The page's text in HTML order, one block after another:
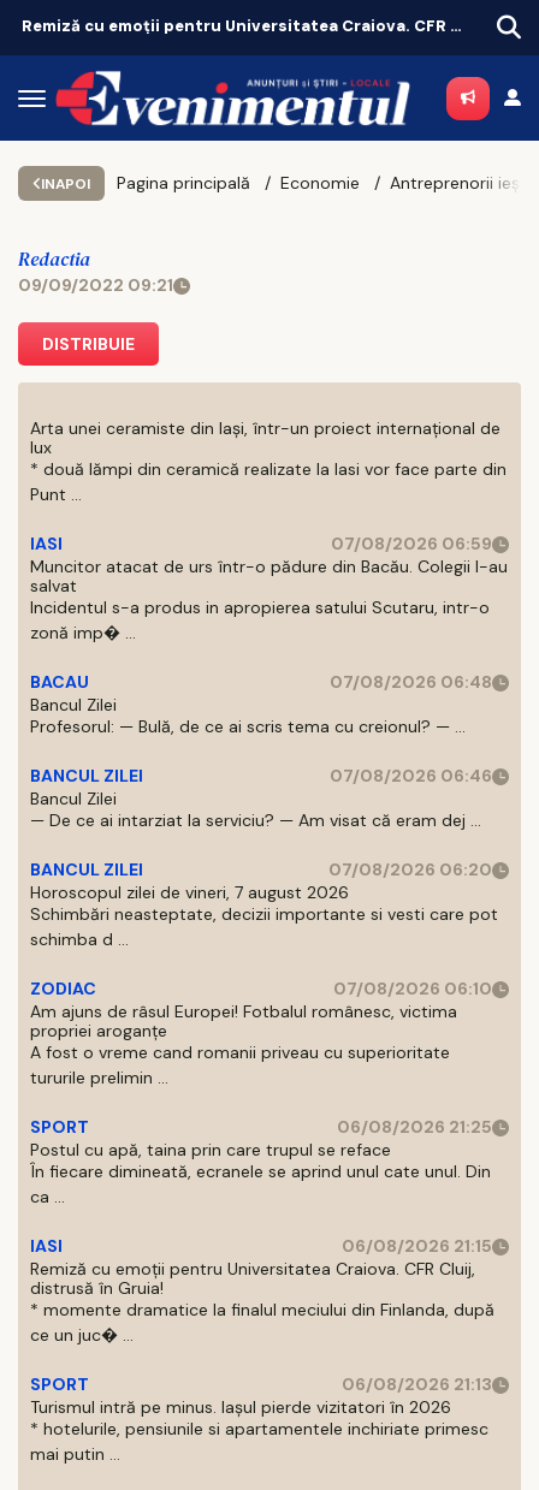
Remiză cu emoții pentru Universitatea Craiova. CFR Cluij, distrusă în Gruia!
INAPOI Pagina principală Economie
Redactia
09/09/2022 09:21
DISTRIBUIE
Arta unei ceramiste din Iași, într-un proiect internațional de
lux
* două lămpi din ceramică realizate la Iasi vor face parte din
Punt ...
IASI
07/08/2026 06:59
Muncitor atacat de urs într-o pădure din Bacău. Colegii l-au
salvat
Incidentul s-a produs in apropierea satului Scutaru, intr-o
zonă imp� ...
BACAU
07/08/2026 06:48
Bancul Zilei
Profesorul: — Bulă, de ce ai scris tema cu creionul? — ...
BANCUL ZILEI
07/08/2026 06:46
Bancul Zilei
— De ce ai intarziat la serviciu? — Am visat că eram dej ...
BANCUL ZILEI
07/08/2026 06:20
Horoscopul zilei de vineri, 7 august 2026
Schimbări neasteptate, decizii importante si vesti care pot
schimba d ...
ZODIAC
07/08/2026 06:10
Am ajuns de râsul Europei! Fotbalul românesc, victima
propriei aroganțe
A fost o vreme cand romanii priveau cu superioritate
tururile prelimin ...
SPORT
06/08/2026 21:25
Postul cu apă, taina prin care trupul se reface
În fiecare dimineată, ecranele se aprind unul cate unul. Din
ca ...
IASI
06/08/2026 21:15
Remiză cu emoții pentru Universitatea Craiova. CFR Cluij,
distrusă în Gruia!
* momente dramatice la finalul meciului din Finlanda, după
ce un juc� ...
SPORT
06/08/2026 21:13
Turismul intră pe minus. Iașul pierde vizitatori în 2026
* hotelurile, pensiunile si apartamentele inchiriate primesc
mai putin ...